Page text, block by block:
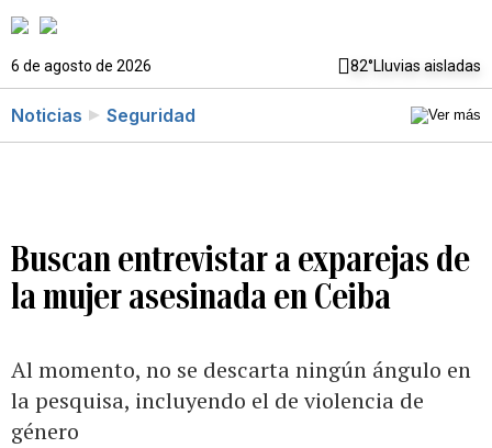
6 de agosto de 2026 82°Lluvias aisladas
Noticias Seguridad
Buscan entrevistar a exparejas de
la mujer asesinada en Ceiba
Al momento, no se descarta ningún ángulo en
la pesquisa, incluyendo el de violencia de
género